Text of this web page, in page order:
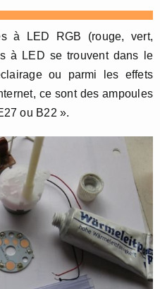
à LED RGB (rouge, vert,
à LED se trouvent dans le
ou parmi les effets
ce sont des ampoules
ou B22 ».